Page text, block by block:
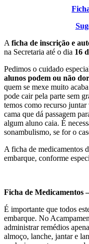
A ficha de inscrição e
na Secretaria até o dia 16
Pedimos o cuidado
alunos podem ou não
quem se mexe muito
pode cair pela parte sem
temos como recurso
cama que dá passagem
algum aluno caia. É
sonambulismo, se for o
A ficha de medicamentos
embarque, conforme
Ficha de Medicamentos
É importante que todos
embarque. No
administrar remédios
almoço, lanche, jantar e